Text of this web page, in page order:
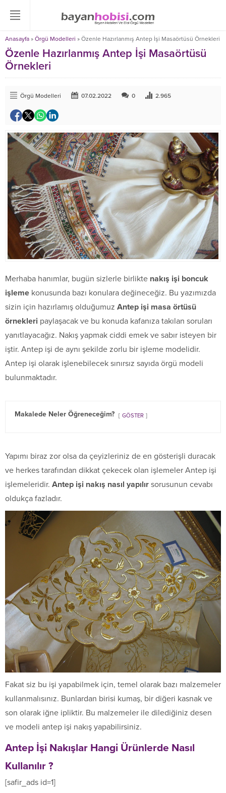
Anasayfa » Örgü Modelleri » Özenle Hazırlanmış Antep İşi Masaörtüsü Örnekleri
Özenle Hazırlanmış Antep İşi Masaörtüsü
Örnekleri
Örgü Modelleri 07.02.2022 0 2.965
Merhaba hanımlar, bugün sizlerle birlikte nakış işi boncuk
işleme konusunda bazı konulara değineceğiz. Bu yazımızda
sizin için hazırlamış olduğumuz Antep işi masa örtüsü
örnekleri paylaşacak ve bu konuda kafanıza takılan soruları
yanıtlayacağız. Nakış yapmak ciddi emek ve sabır isteyen bir
iştir. Antep işi de aynı şekilde zorlu bir işleme modelidir.
Antep işi olarak işlenebilecek sınırsız sayıda örgü modeli
bulunmaktadır.
Makalede Neler Öğreneceğim? GÖSTER
Yapımı biraz zor olsa da çeyizleriniz de en gösterişli duracak
ve herkes tarafından dikkat çekecek olan işlemeler Antep işi
işlemeleridir. Antep işi nakış nasıl yapılır sorusunun cevabı
oldukça fazladır.
Fakat siz bu işi yapabilmek için, temel olarak bazı malzemeler
kullanmalısınız. Bunlardan birisi kumaş, bir diğeri kasnak ve
son olarak iğne ipliktir. Bu malzemeler ile dilediğiniz desen
ve modeli antep işi nakış yapabilirsiniz.
Antep İşi Nakışlar Hangi Ürünlerde Nasıl
Kullanılır ?
[safir_ads id=1]